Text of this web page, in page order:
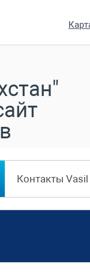
Контакты Vasil